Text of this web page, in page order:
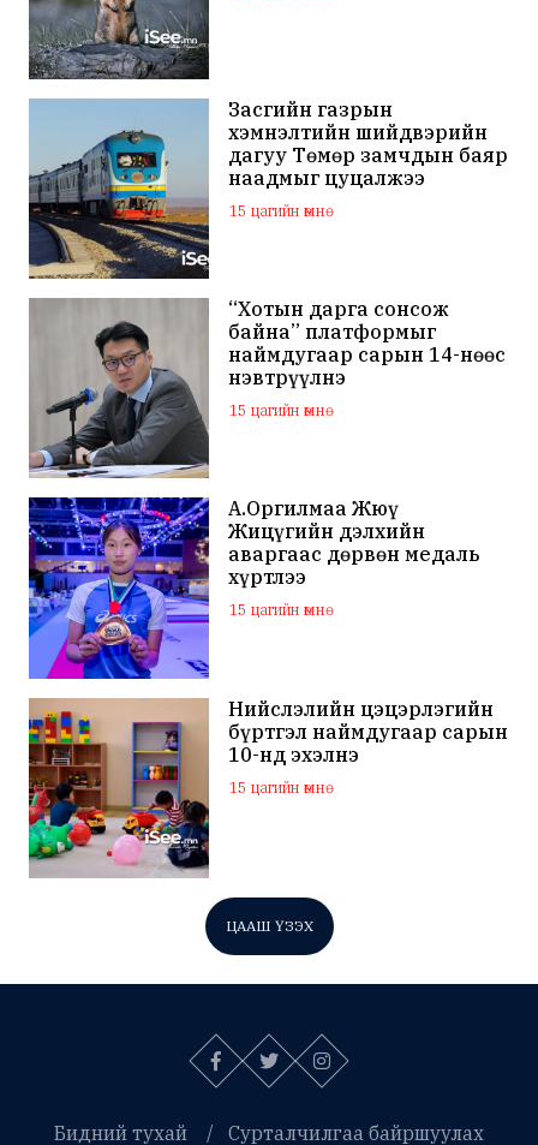
Засгийн газрын
хэмнэлтийн шийдвэрийн
дагуу Төмөр замчдын баяр
наадмыг цуцалжээ
15 цагийн өмнө
“Хотын дарга сонсож
байна” платформыг
наймдугаар сарын 14-нөөс
нэвтрүүлнэ
15 цагийн өмнө
А.Оргилмаа Жюү
Жицүгийн дэлхийн
аваргаас дөрвөн медаль
хүртлээ
15 цагийн өмнө
Нийслэлийн цэцэрлэгийн
бүртгэл наймдугаар сарын
10-нд эхэлнэ
15 цагийн өмнө
ЦААШ ҮЗЭХ
Бидний тухай Сурталчилгаа байршуулах